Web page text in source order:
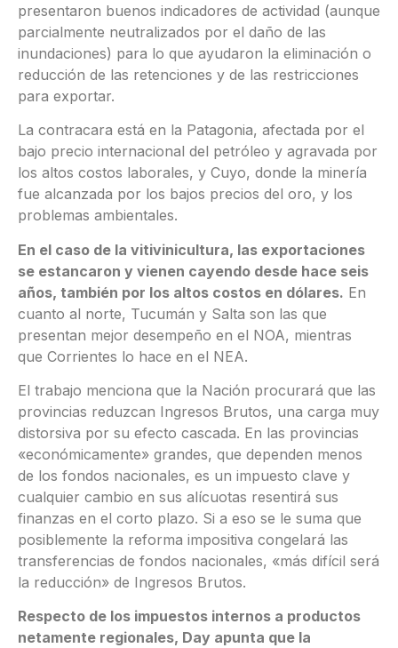
presentaron buenos indicadores de actividad (aunque
parcialmente neutralizados por el daño de las
inundaciones) para lo que ayudaron la eliminación o
reducción de las retenciones y de las restricciones
para exportar.
La contracara está en la Patagonia, afectada por el
bajo precio internacional del petróleo y agravada por
los altos costos laborales, y Cuyo, donde la minería
fue alcanzada por los bajos precios del oro, y los
problemas ambientales.
En el caso de la vitivinicultura, las exportaciones
se estancaron y vienen cayendo desde hace seis
años, también por los altos costos en dólares. En
cuanto al norte, Tucumán y Salta son las que
presentan mejor desempeño en el NOA, mientras
que Corrientes lo hace en el NEA.
El trabajo menciona que la Nación procurará que las
provincias reduzcan Ingresos Brutos, una carga muy
distorsiva por su efecto cascada. En las provincias
«económicamente» grandes, que dependen menos
de los fondos nacionales, es un impuesto clave y
cualquier cambio en sus alícuotas resentirá sus
finanzas en el corto plazo. Si a eso se le suma que
posiblemente la reforma impositiva congelará las
transferencias de fondos nacionales, «más difícil será
la reducción» de Ingresos Brutos.
Respecto de los impuestos internos a productos
netamente regionales, Day apunta que la